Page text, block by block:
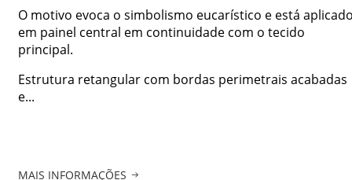
O motivo evoca o simbolismo eucarístico e está
em painel central em continuidade com o tecido
principal.
Estrutura retangular com bordas perimetrais acabadas
e...
MAIS INFORMAÇÕES